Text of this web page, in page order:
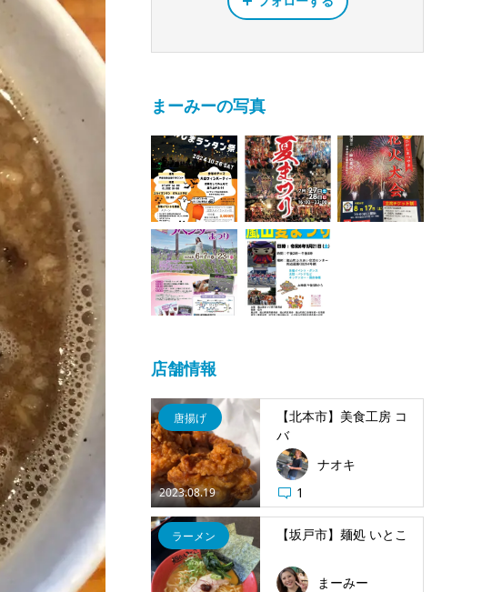
まーみーの写真
店舗情報
2023.08.19
唐揚げ
【北本市】美食工房 コ
バ
ナオキ
1
ラーメン 【坂戸市】麺処 いとこ
まーみー